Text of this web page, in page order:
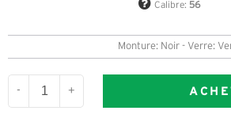
Calibre: 56
Monture: Noir - Verre:
- +